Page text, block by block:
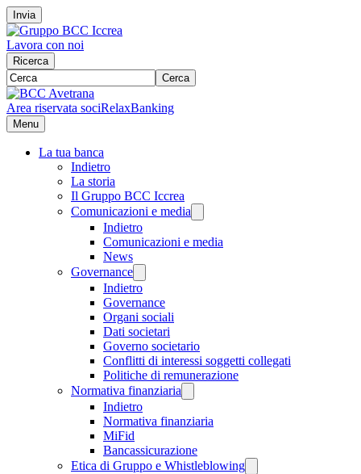
Invia
Lavora con noi
Ricerca
Cerca
Area riservata sociRelaxBanking
Menu
La tua banca
Indietro
La storia
Il Gruppo BCC Iccrea
Comunicazioni e media
Indietro
Comunicazioni e media
News
Governance
Indietro
Governance
Organi sociali
Dati societari
Governo societario
Conflitti di interessi soggetti collegati
Politiche di remunerazione
Normativa finanziaria
Indietro
Normativa finanziaria
MiFid
Bancassicurazione
Etica di Gruppo e Whistleblowing